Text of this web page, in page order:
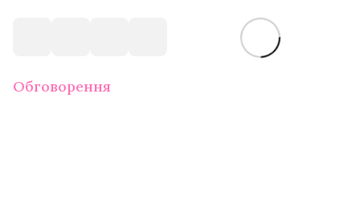
Обговорення